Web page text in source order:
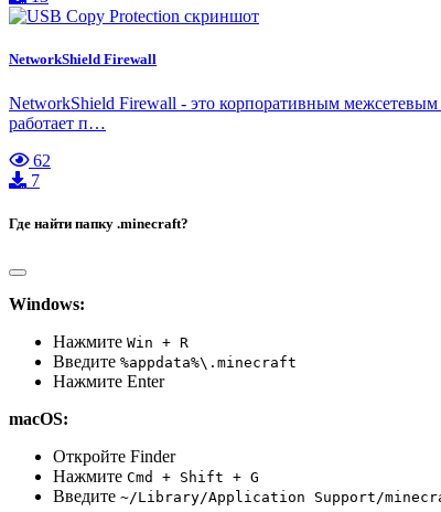
NetworkShield Firewall
NetworkShield Firewall - это корпоративным межсетевым
работает п…
62
7
Где найти папку .minecraft?
Windows:
Нажмите Win + R
Введите %appdata%\.minecraft
Нажмите Enter
macOS:
Откройте Finder
Нажмите Cmd + Shift + G
Введите ~/Library/Application Support/